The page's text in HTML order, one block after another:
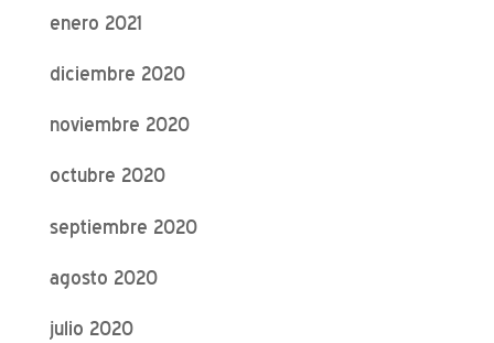
enero 2021
diciembre 2020
noviembre 2020
octubre 2020
septiembre 2020
agosto 2020
julio 2020